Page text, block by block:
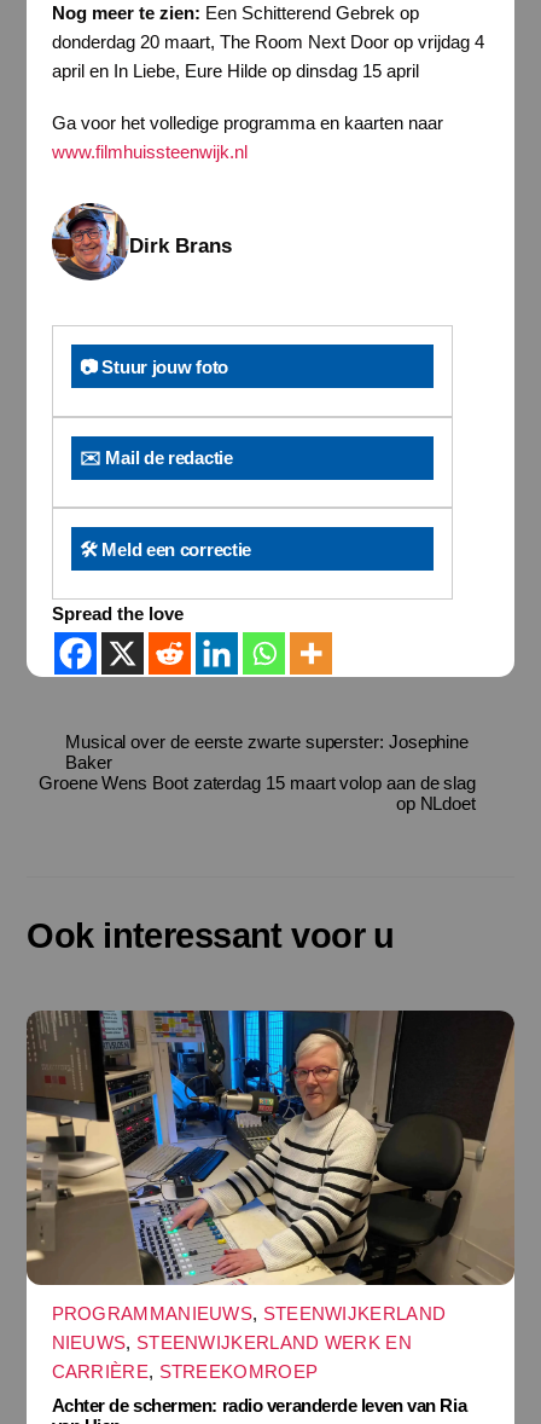
Nog meer te zien: Een Schitterend Gebrek op
donderdag 20 maart, The Room Next Door op vrijdag 4
april en In Liebe, Eure Hilde op dinsdag 15 april
Ga voor het volledige programma en kaarten naar
www.filmhuissteenwijk.nl
Dirk Brans
📷 Stuur jouw foto
✉️ Mail de redactie
🛠️ Meld een correctie
Spread the love
Musical over de eerste zwarte superster: Josephine
Baker
Groene Wens Boot zaterdag 15 maart volop aan de slag
op NLdoet
Ook interessant voor u
PROGRAMMANIEUWS, STEENWIJKERLAND
NIEUWS, STEENWIJKERLAND WERK EN
CARRIÈRE, STREEKOMROEP
Achter de schermen: radio veranderde leven van Ria